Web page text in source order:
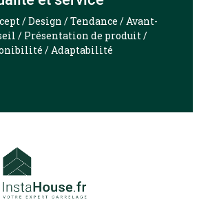
/ Design / Tendance / Avant-
/ Présentation de produit /
/ Adaptabilité